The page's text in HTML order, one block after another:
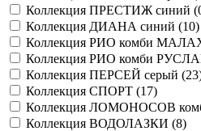
Коллекция ПРЕСТИЖ синий (
Коллекция ДИАНА синий (10)
Коллекция РИО комби
Коллекция РИО комби
Коллекция ПЕРСЕЙ серый (23
Коллекция СПОРТ (17)
Коллекция ЛОМОНОСОВ
Коллекция ВОДОЛАЗКИ (8)